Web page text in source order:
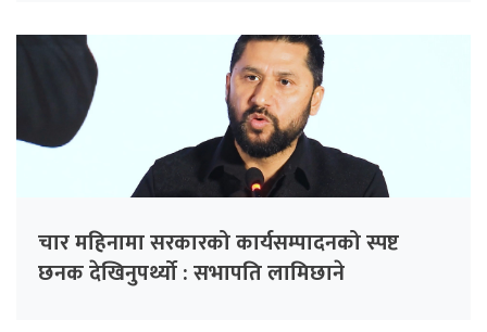
चार महिनामा सरकारको कार्यसम्पादनको स्पष्ट
छनक देखिनुपर्थ्यो : सभापति लामिछाने